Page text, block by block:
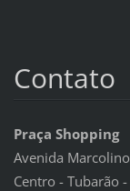
Contato
Praça Shopping
Avenida
Centro - Tubarão -